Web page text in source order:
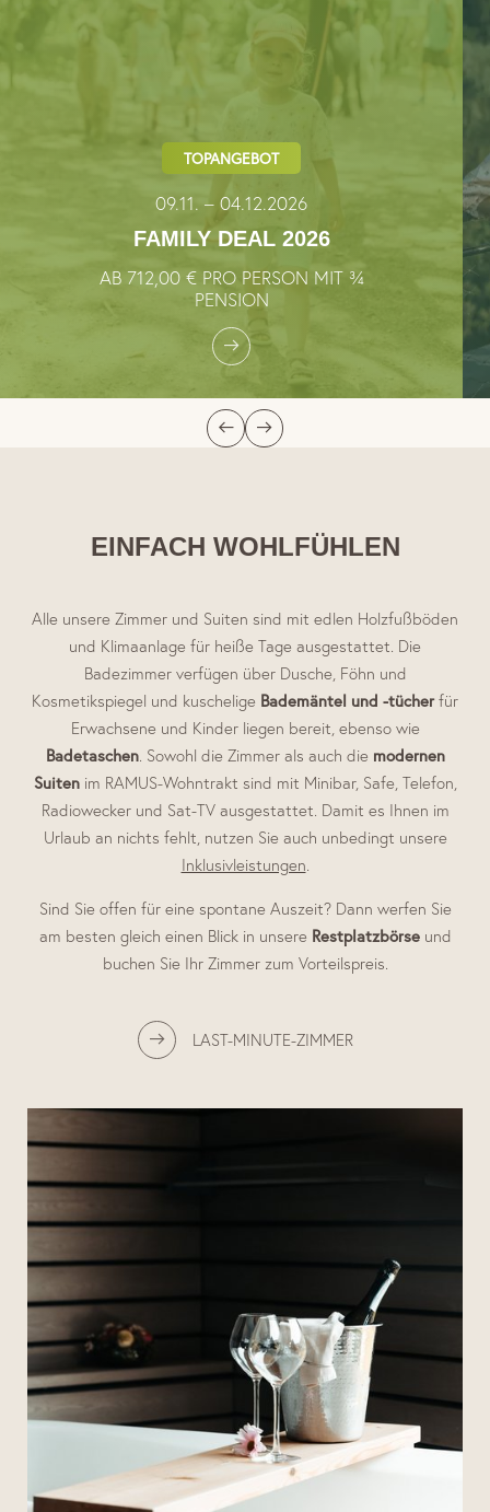
TOPANGEBOT
09.11. – 04.12.2026
FAMILY DEAL 2026
AB 712,00 € PRO PERSON MIT ¾
PENSION
EINFACH WOHLFÜHLEN
Alle unsere Zimmer und Suiten sind mit edlen Holzfußböden
und Klimaanlage für heiße Tage ausgestattet. Die
Badezimmer verfügen über Dusche, Föhn und
Kosmetikspiegel und kuschelige Bademäntel und -tücherfür
Erwachsene und Kinder liegen bereit, ebenso wie
Badetaschen. Sowohl die Zimmer als auch die modernen
Suitenim RAMUS-Wohntrakt sind mit Minibar, Safe, Telefon,
Radiowecker und Sat-TV ausgestattet. Damit es Ihnen im
Urlaub an nichts fehlt, nutzen Sie auch unbedingt unsere
Inklusivleistungen.
Sind Sie offen für eine spontane Auszeit? Dann werfen Sie
am besten gleich einen Blick in unsere Restplatzbörseund
buchen Sie Ihr Zimmer zum Vorteilspreis.
LAST-MINUTE-ZIMMER